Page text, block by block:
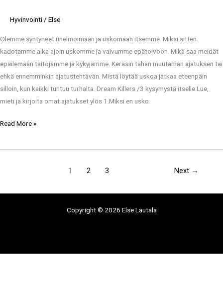
Hyvinvointi/ Else
Olemme syntyneet unelmoimaan ja uskomaan itsemme. Miksi sitten
kadotamme aika ajoin uskomme ja vaivumme epätoivoon. Mikä saa meidät
epäilemään taitojamme ja kykyjämme. Keräsin tähän muutaman ajatuksen tai
ehkä ennemminkin ajatustehtävän. Mistä löytää uskoa jatkaa eteenpäin
silloin, kun kaikki tuntuu turhalta. Dream Killers /3 kysymystä itselle Lue,
mieti ja kirjoita omat ajatukset ylös 1.Miksi en usko
Read More »
1 2 3 Next →
Copyright © 2026 Else Lautala